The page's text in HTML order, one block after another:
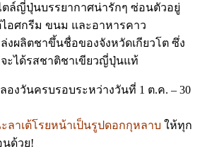
ตล์ญี่ปุ่นบรรยากาศน่ารักๆ ซ่อนตัวอยู่
อศกรีม ขนม และอาหารคาว
งผลิตชาขึ้นชื่อของจังหวัดเกียวโต ซึ่ง
ะได้รสชาติชาเขียวญี่ปุ่นแท้
งวันครบรอบระหว่างวันที่ 1 ต.ค. – 30
ลาเต้โรยหน้าเป็นรูปดอกกุหลาบ ให้ทุก
นด้วย!